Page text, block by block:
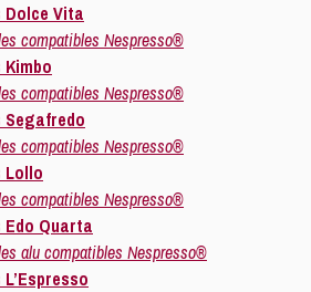
Dolce Vita
compatibles Nespresso®
compatibles Nespresso®
Segafredo
compatibles Nespresso®
Lollo
compatibles Nespresso®
Edo Quarta
alu compatibles Nespresso®